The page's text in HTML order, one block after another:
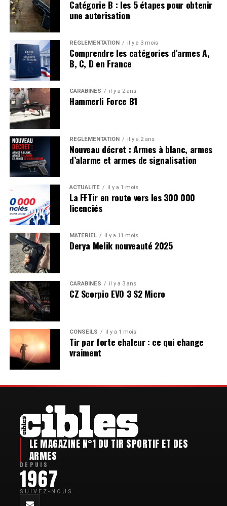
présentation des mêmes justificatifs. Le transport, vers le
stand ou un terrain privé autorisé, doit s’effectuer arme
déchargée, dans un étui ou un sac dédié, munitions
séparées, et avec les justificatifs en cas de contrôle.
Toute infraction à ces règles peut entraîner la perte
temporaire ou définitive de l’arme.
AGENDA : LES PROCHAINS
RENDEZ-VOUS
Du
août
2026
8
août
2026
2>8
Du
août
2026
au
août
2026
3>8
AOÛT
Championnat d’Europe Arbalète Match et Field
Du
7
2026
au
9
août
2026
7>9
AOÛT
Championnat de France de Compak Sporting
Du
7
août
2026
au
9
août
7>9
AOÛT
Championnat de France de Sanglier Courant
dimanche
9
août
2026
DIM
9
AOÛT
Bourse aux armes et militaria de Longues-sur-
Mer
Longues-sur-Mer
Catégorie B : les 5 étapes pour obtenir
une autorisation
RÉGLEMENTATION il y a 3 mois
Comprendre les catégories d’armes A,
B, C, D en France
CARABINES il y a 2 ans
Hammerli Force B1
RÉGLEMENTATION il y a 2 ans
Nouveau décret : Armes à blanc, armes
d’alarme et armes de signalisation
ACTUALITÉ il y a 1 mois
La FFTir en route vers les 300 000
licenciés
MATÉRIEL il y a 11 mois
Derya Melik nouveauté 2025
CARABINES il y a 3 ans
CZ Scorpio EVO 3 S2 Micro
CONSEILS il y a 1 mois
Tir par forte chaleur : ce qui change
vraiment
LE MAGAZINE N°1 DU TIR SPORTIF ET DES
ARMES
DEPUIS
1967
SUIVEZ-NOUS